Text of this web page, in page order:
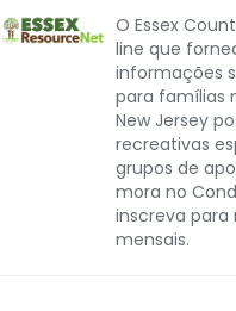
O Essex
line que
informações
para famílias
New Jersey
recreativas
grupos de
mora no
inscreva para
mensais.